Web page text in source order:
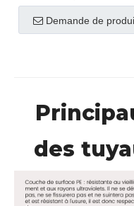
Demande de
des